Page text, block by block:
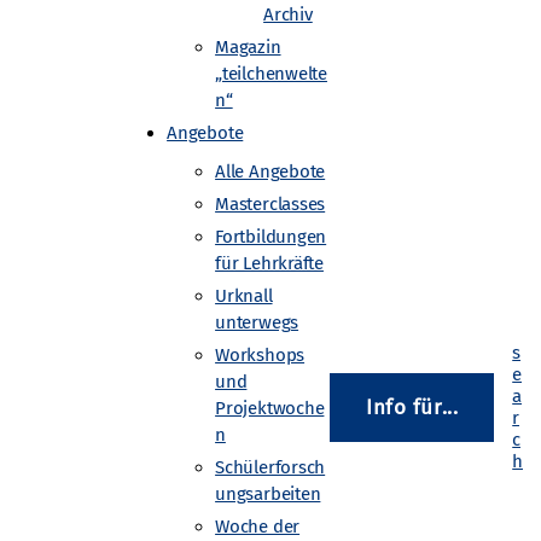
Archiv
Magazin
„teilchenwelte
n“
Angebote
Alle Angebote
Masterclasses
Fortbildungen
für Lehrkräfte
Urknall
unterwegs
Workshops
und
Projektwoche
n
Schülerforsch
ungsarbeiten
Woche der
Info für...